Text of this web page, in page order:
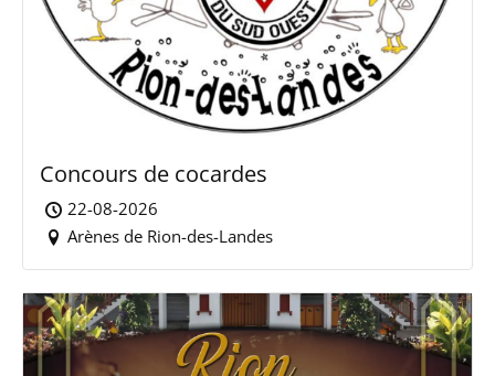
Concours de cocardes
22-08-2026
Arènes de Rion-des-Landes